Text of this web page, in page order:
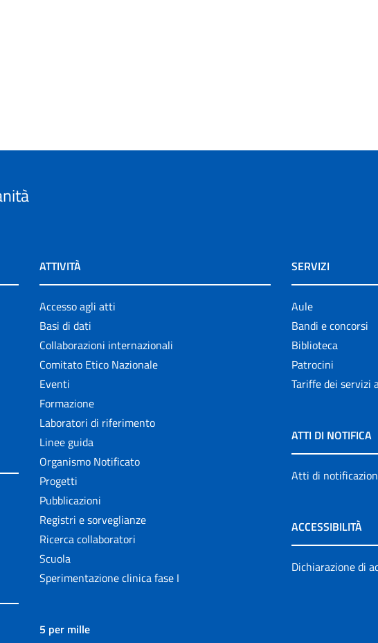
ATTIVITÀ
Accesso agli atti
Basi di dati
Collaborazioni internazionali
Comitato Etico Nazionale
Eventi
Formazione
Laboratori di riferimento
Linee guida
Organismo Notificato
Progetti
Pubblicazioni
Registri e sorveglianze
Ricerca collaboratori
Scuola
Sperimentazione clinica fase I
5 per mille
SERVIZI
Aule
Bandi e concorsi
Biblioteca
Patrocini
Tariffe dei servizi
ATTI DI NOTIFICA
Atti di
ACCESSIBILITÀ
Dichiarazione di